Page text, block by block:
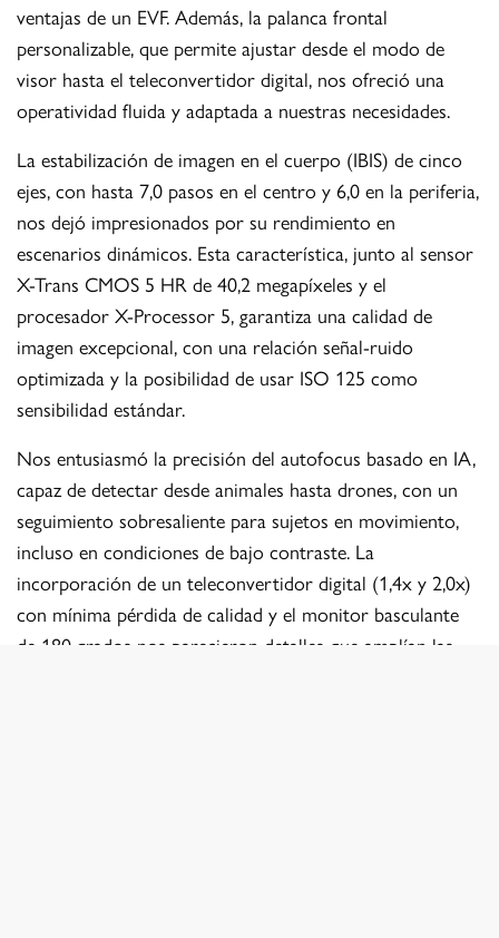
ventajas de un EVF. Además, la palanca frontal
personalizable, que permite ajustar desde el modo de
visor hasta el teleconvertidor digital, nos ofreció una
operatividad fluida y adaptada a nuestras necesidades.
La estabilización de imagen en el cuerpo (IBIS) de cinco
ejes, con hasta 7,0 pasos en el centro y 6,0 en la periferia,
nos dejó impresionados por su rendimiento en
escenarios dinámicos. Esta característica, junto al sensor
X-Trans CMOS 5 HR de 40,2 megapíxeles y el
procesador X-Processor 5, garantiza una calidad de
imagen excepcional, con una relación señal-ruido
optimizada y la posibilidad de usar ISO 125 como
sensibilidad estándar.
Nos entusiasmó la precisión del autofocus basado en IA,
capaz de detectar desde animales hasta drones, con un
seguimiento sobresaliente para sujetos en movimiento,
incluso en condiciones de bajo contraste. La
incorporación de un teleconvertidor digital (1,4x y 2,0x)
con mínima pérdida de calidad y el monitor basculante
de 180 grados nos parecieron detalles que amplían las